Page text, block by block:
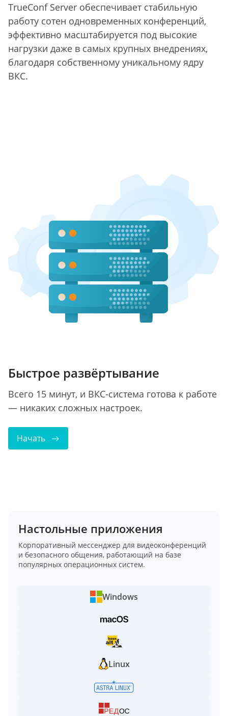
TrueConf Server обеспечивает стабильную
работу сотен одновременных конференций,
эффективно масштабируется под высокие
нагрузки даже в самых крупных внедрениях,
благодаря собственному уникальному ядру
ВКС.
Быстрое развёртывание
Всего 15 минут, и ВКС-система готова к работе
— никаких сложных настроек.
Начать
Настольные приложения
Корпоративный мессенджер для видеоконференций
и безопасного общения, работающий на базе
популярных операционных систем.
Windows
Linux